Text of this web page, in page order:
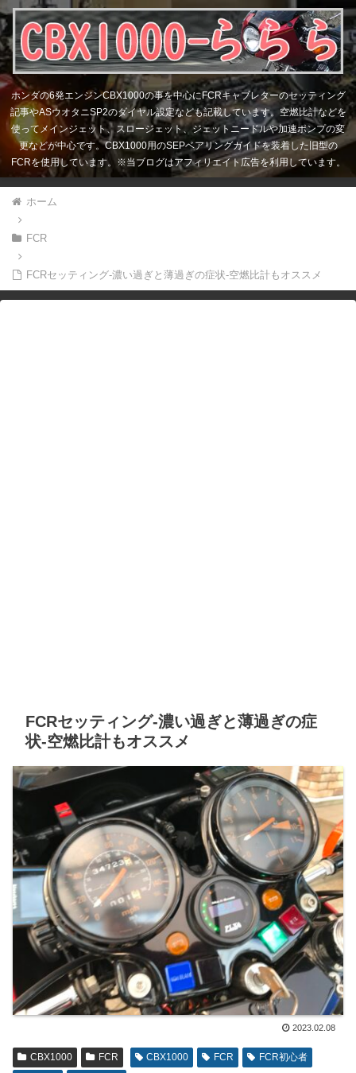
ホンダの6発エンジンCBX1000の事を中心にFCRキャブレターのセッティング
記事やASウオタニSP2のダイヤル設定なども記載しています。空燃比計などを
使ってメインジェット、スロージェット、ジェットニードルや加速ポンプの変
更などが中心です。CBX1000用のSEPベアリングガイドを装着した旧型の
FCRを使用しています。※当ブログはアフィリエイト広告を利用しています。
ホーム
FCR
FCRセッティング-濃い過ぎと薄過ぎの症状-空燃比計もオススメ
FCRセッティング-濃い過ぎと薄過ぎの症
状-空燃比計もオススメ
2023.02.08
CBX1000 FCR CBX1000 FCR
FCR初心者